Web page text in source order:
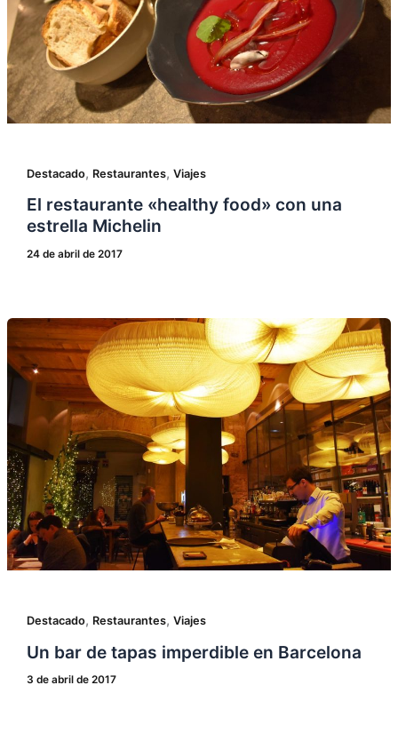
Destacado, Restaurantes, Viajes
El restaurante «healthy food» con una
estrella Michelin
24 de abril de 2017
Destacado, Restaurantes, Viajes
Un bar de tapas imperdible en Barcelona
3 de abril de 2017